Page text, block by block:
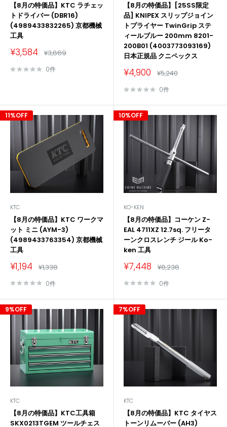
【8月の特価品】KTC ラチェッ
トドライバー (DBR16)
(4989433832265) 京都機械
工具
販
価
¥3,584 通
価
格
¥3,869
0件
【8月の特価品】[25SS限定
品] KNIPEX スリップジョイン
トプライヤー TwinGrip ステ
ィールブルー 200mm 8201-
200B01 (4003773093169)
日本正規品 クニペックス
販
価
¥4,900 通
価
格
¥5,240
0件
11%OFF
KTC
【8月の特価品】KTC ワークマ
ット ミニ (AYM-3)
(4989433763354) 京都機械
工具
販
売
価
¥1,194 通
常
価
格
¥1,338
0件
10%OFF
KO-KEN
【8月の特価品】コーケン Z-
EAL 4711XZ 12.7sq. フリータ
ーンクロスレンチ ジール Ko-
ken 工具
販
価
¥7,448 通
価
格
¥8,238
0件
9%OFF
KTC
【8月の特価品】KTC工具箱
SKX0213TGEM ツールチェス
7%OFF
KTC
【8月の特価品】KTC タイヤス
トーンリムーバー (AH3)